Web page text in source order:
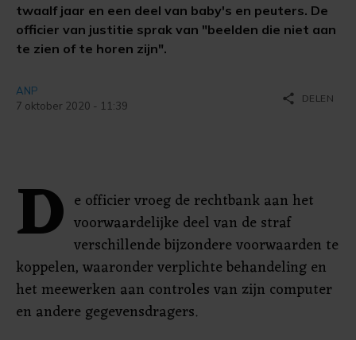
twaalf jaar en een deel van baby's en peuters. De
officier van justitie sprak van "beelden die niet aan
te zien of te horen zijn".
ANP
7 oktober 2020 - 11:39
share DELEN
D e officier vroeg de rechtbank aan het
voorwaardelijke deel van de straf
verschillende bijzondere voorwaarden te
koppelen, waaronder verplichte behandeling en
het meewerken aan controles van zijn computer
en andere gegevensdragers.